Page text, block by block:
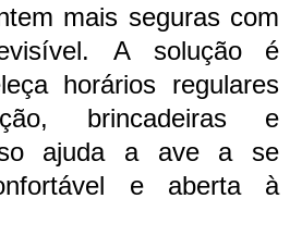
mais seguras com
A solução é
horários regulares
brincadeiras e
ajuda a ave a se
e aberta à